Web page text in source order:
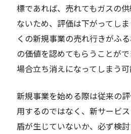
標であれば、売れてもガスの
ないため、評価は下がってし
くの新規事業の売れ行きがふ
の価値を認めてもらうことが
場合立ち消えになってしまう可
新規事業を始める際は従来の
用するのではなく、新サービ
盾が生じていないか、必ず検